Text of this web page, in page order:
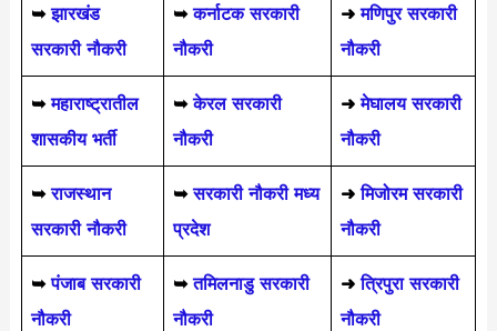
➥ झारखंड
सरकारी नौकरी
➥ कर्नाटक सरकारी
नौकरी
➜ मणिपुर सरकारी
नौकरी
➥ महाराष्ट्रातील
शासकीय भर्ती
➥ केरल सरकारी
नौकरी
➜ मेघालय सरकारी
नौकरी
➥ राजस्थान
सरकारी नौकरी
➥सरकारी नौकरी मध्य
प्रदेश
➜मिजोरम सरकारी
नौकरी
➥ पंजाब सरकारी
नौकरी
➥ तमिलनाडु सरकारी
नौकरी
➜ त्रिपुरा सरकारी
नौकरी